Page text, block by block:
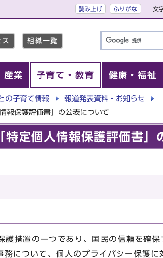
読み上げ ふりがな 文
組織一覧
産業 子育て・教育 健康・福祉
の子育て情報
報道発表資料・お知らせ
報保護評価書」の公表について
定個人情報保護評価書」
措置の一つであり、国民の信頼を確保
務について、個人のプライバシー保護に